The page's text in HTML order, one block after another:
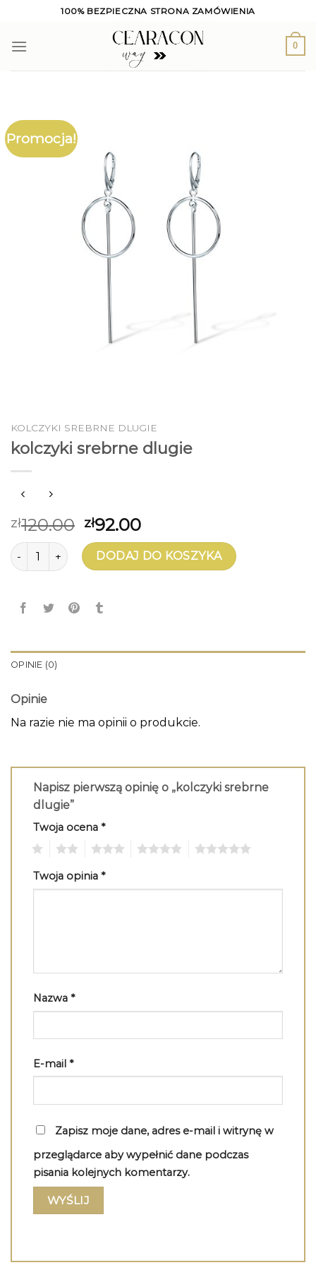
content
100% BEZPIECZNA STRONA ZAMÓWIENIA
0
Promocja!
KOLCZYKI SREBRNE DLUGIE
kolczyki srebrne dlugie
zł120.00 zł92.00
ilość kolczyki srebrne dlugieDODAJ DO KOSZYKA
OPINIE (0)
Opinie
Na razie nie ma opinii o produkcie.
Napisz pierwszą opinię o „kolczyki srebrne
dlugie”
Twoja ocena *
Twoja opinia *
Nazwa *
E-mail *
Zapisz moje dane, adres e-mail i witrynę w
przeglądarce aby wypełnić dane podczas
pisania kolejnych komentarzy.